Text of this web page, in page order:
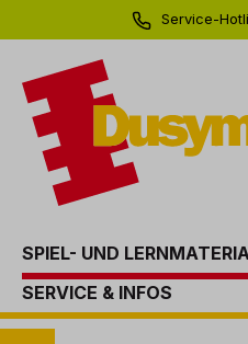
Zur
Service-
SPIEL- UND
SERVICE & INFOS